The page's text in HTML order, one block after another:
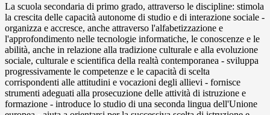
La scuola secondaria di primo grado, attraverso le discipline: stimola
la crescita delle capacità autonome di studio e di interazione sociale -
organizza e accresce, anche attraverso l'alfabetizzazione e
l'approfondimento nelle tecnologie informatiche, le conoscenze e le
abilità, anche in relazione alla tradizione culturale e alla evoluzione
sociale, culturale e scientifica della realtà contemporanea - sviluppa
progressivamente le competenze e le capacità di scelta
corrispondenti alle attitudini e vocazioni degli allievi - fornisce
strumenti adeguati alla prosecuzione delle attività di istruzione e
formazione - introduce lo studio di una seconda lingua dell'Unione